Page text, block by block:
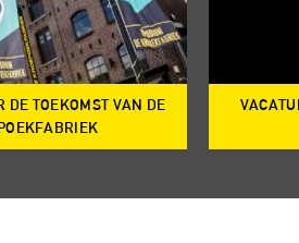
DE TOEKOMST VAN DE